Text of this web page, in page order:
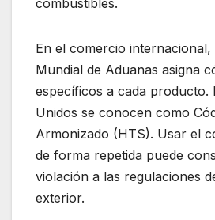
En el comercio
Mundial de Aduanas asigna
específicos a cada producto.
Unidos se conocen como
Armonizado (HTS). Usar el
de forma repetida puede
violación a las regulaciones
exterior.